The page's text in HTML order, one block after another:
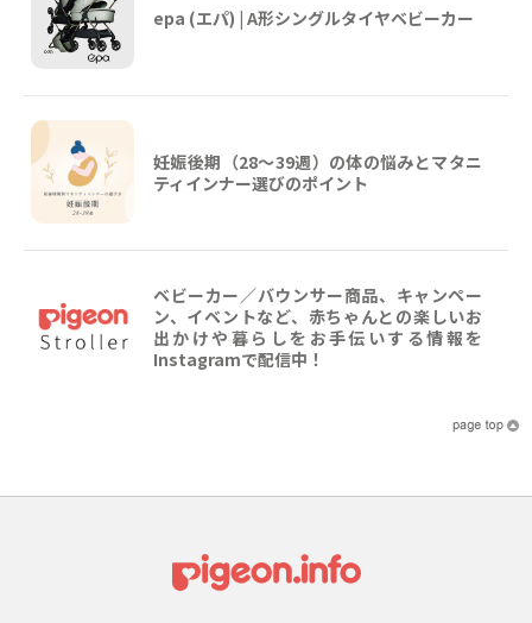
epa (エパ) | A形シングルタイヤベビーカー
妊娠後期（28〜39週）の体の悩みとマタニ
ティインナー選びのポイント
ベビーカー／バウンサー商品、キャンペー
ン、イベントなど、赤ちゃんとの楽しいお
出かけや暮らしをお手伝いする情報を
Instagramで配信中！